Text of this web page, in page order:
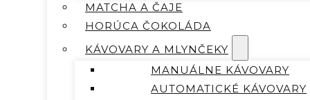
MATCHA A ČAJE
HORÚCA ČOKOLÁDA
KÁVOVARY A MLYNČEKY
MANUÁLNE KÁVOVARY
AUTOMATICKÉ KÁVOVARY